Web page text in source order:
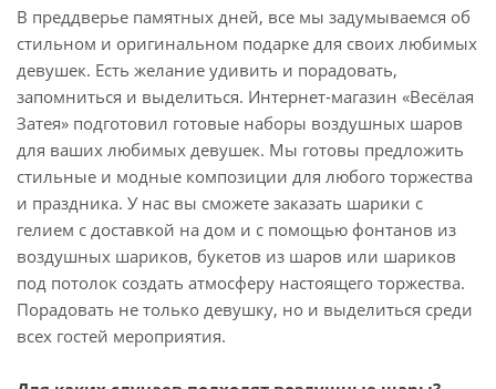
В преддверье памятных дней, все мы задумываемся об
стильном и оригинальном подарке для своих любимых
девушек. Есть желание удивить и порадовать,
запомниться и выделиться. Интернет-магазин «Весёлая
Затея» подготовил готовые наборы воздушных шаров
для ваших любимых девушек. Мы готовы предложить
стильные и модные композиции для любого торжества
и праздника. У нас вы сможете заказать шарики с
гелием с доставкой на дом и с помощью фонтанов из
воздушных шариков, букетов из шаров или шариков
под потолок создать атмосферу настоящего торжества.
Порадовать не только девушку, но и выделиться среди
всех гостей мероприятия.